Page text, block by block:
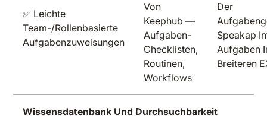
✅ Leichte
Team-/rollenbasierte
Aufgabenzuweisungen
Von
Keephub —
Aufgaben-
Checklisten,
Routinen,
Workflows
Der
Speakap
Aufgaben
Breiteren
Wissensdatenbank Und Durchsuchbarkeit